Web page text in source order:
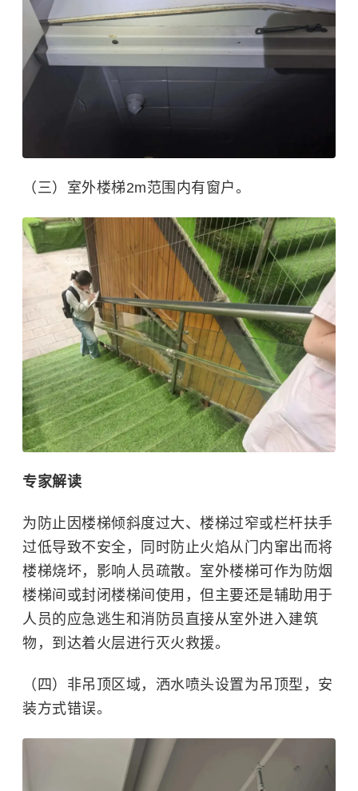
（三）室外楼梯2m范围内有窗户。
专家解读
为防止因楼梯倾斜度过大、楼梯过窄或栏杆扶手
过低导致不安全，同时防止火焰从门内窜出而将
楼梯烧坏，影响人员疏散。室外楼梯可作为防烟
楼梯间或封闭楼梯间使用，但主要还是辅助用于
人员的应急逃生和消防员直接从室外进入建筑
物，到达着火层进行灭火救援。
（四）非吊顶区域，洒水喷头设置为吊顶型，安
装方式错误。